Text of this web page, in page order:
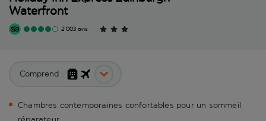
Waterfront
2'003 avis
Comprend :
Chambres contemporaines confortables pour un sommeil